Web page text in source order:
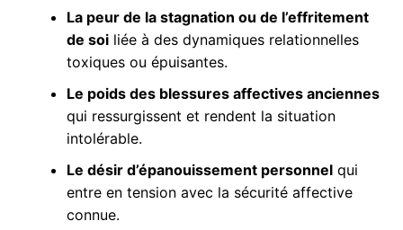
La peur de la stagnation ou de l’effritement
de soiliée à des dynamiques relationnelles
toxiques ou épuisantes.
Le poids des blessures affectives anciennes
qui ressurgissent et rendent la situation
intolérable.
Le désir d’épanouissement personnelqui
entre en tension avec la sécurité affective
connue.